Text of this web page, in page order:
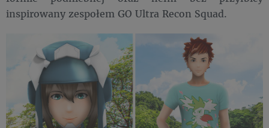
inspirowany zespołem GO Ultra Recon Squad.